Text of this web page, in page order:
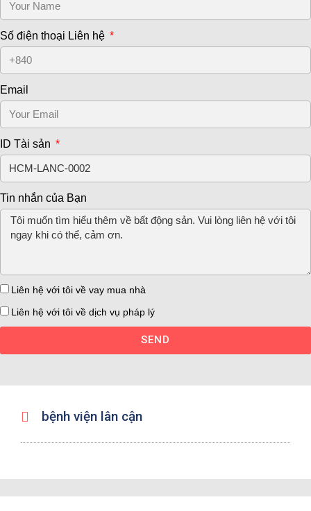
Số điện thoại Liên hệ
Email
ID Tài sản
Tin nhắn của Bạn
Liên hệ với tôi về vay mua nhà
Liên hệ với tôi về dịch vụ pháp lý
SEND
bệnh viện lân cận